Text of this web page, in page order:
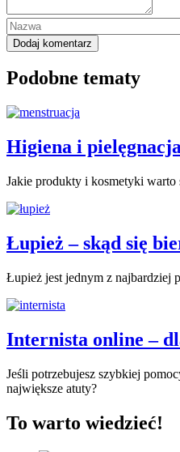
Podobne tematy
Higiena i
Jakie produkty i kosmetyki warto
Łupież – skąd się
Łupież jest jednym z najbardziej
Internista online –
Jeśli potrzebujesz szybkiej
największe atuty?
To warto wiedzieć!